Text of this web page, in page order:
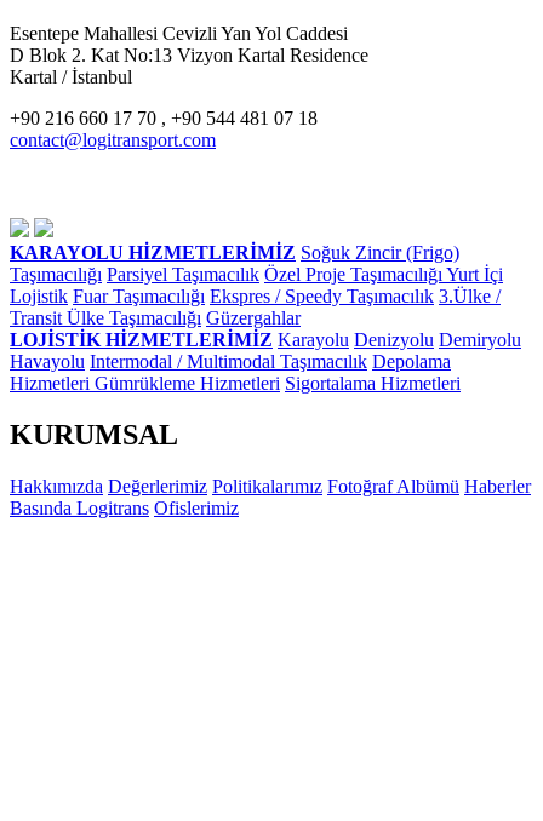
Esentepe Mahallesi Cevizli Yan Yol Caddesi
D Blok 2. Kat No:13 Vizyon Kartal Residence
Kartal / İstanbul
+90 216 660 17 70 , +90 544 481 07 18
contact@logitransport.com
KARAYOLU HİZMETLERİMİZ Soğuk Zincir (Frigo)
Taşımacılığı Parsiyel Taşımacılık Özel Proje Taşımacılığı Yurt İçi
Lojistik Fuar Taşımacılığı Ekspres / Speedy Taşımacılık 3.Ülke /
Transit Ülke Taşımacılığı Güzergahlar
LOJİSTİK HİZMETLERİMİZ Karayolu Denizyolu Demiryolu
Havayolu Intermodal / Multimodal Taşımacılık Depolama
Hizmetleri Gümrükleme Hizmetleri Sigortalama Hizmetleri
KURUMSAL
Hakkımızda Değerlerimiz Politikalarımız Fotoğraf Albümü Haberler
Basında Logitrans Ofislerimiz